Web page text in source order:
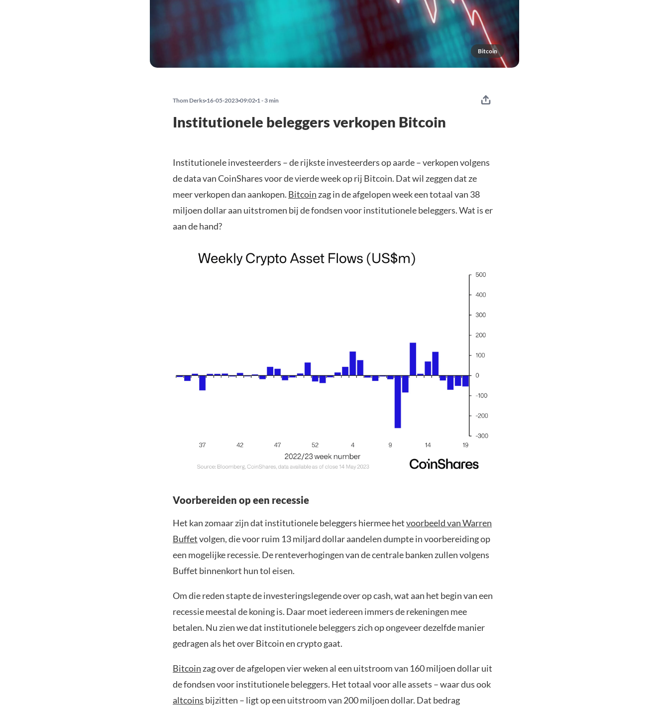
Bitcoin
Thom Derks 16-05-2023 09:02 1 - 3 min
Institutionele beleggers verkopen Bitcoin
Institutionele investeerders – de rijkste investeerders op aarde – verkopen volgens
de data van CoinShares voor de vierde week op rij Bitcoin. Dat wil zeggen dat ze
meer verkopen dan aankopen. Bitcoin zag in de afgelopen week een totaal van 38
miljoen dollar aan uitstromen bij de fondsen voor institutionele beleggers. Wat is er
aan de hand?
Voorbereiden op een recessie
Het kan zomaar zijn dat institutionele beleggers hiermee hetvoorbeeld van Warren
Buffetvolgen, die voor ruim 13 miljard dollar aandelen dumpte in voorbereiding op
een mogelijke recessie. De renteverhogingen van de centrale banken zullen volgens
Buffet binnenkort hun tol eisen.
Om die reden stapte de investeringslegende over op cash, wat aan het begin van een
recessie meestal de koning is. Daar moet iedereen immers de rekeningen mee
betalen. Nu zien we dat institutionele beleggers zich op ongeveer dezelfde manier
gedragen als het over Bitcoin en crypto gaat.
Bitcoin zag over de afgelopen vier weken al een uitstroom van 160 miljoen dollar uit
de fondsen voor institutionele beleggers. Het totaal voor alle assets – waar dus ook
altcoins bijzitten – ligt op een uitstroom van 200 miljoen dollar. Dat bedrag